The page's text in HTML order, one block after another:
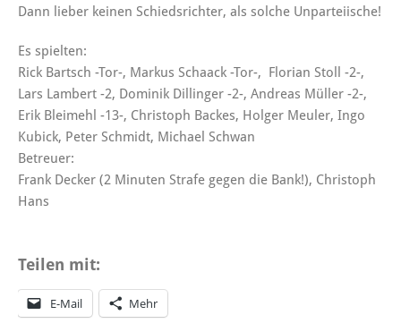
Dann lieber keinen Schiedsrichter, als solche Unparteiische!
Es spielten:
Rick Bartsch -Tor-, Markus Schaack -Tor-, Florian Stoll -2-,
Lars Lambert -2, Dominik Dillinger -2-, Andreas Müller -2-,
Erik Bleimehl -13-, Christoph Backes, Holger Meuler, Ingo
Kubick, Peter Schmidt, Michael Schwan
Betreuer:
Frank Decker (2 Minuten Strafe gegen die Bank!), Christoph
Hans
Teilen mit:
E-Mail Mehr